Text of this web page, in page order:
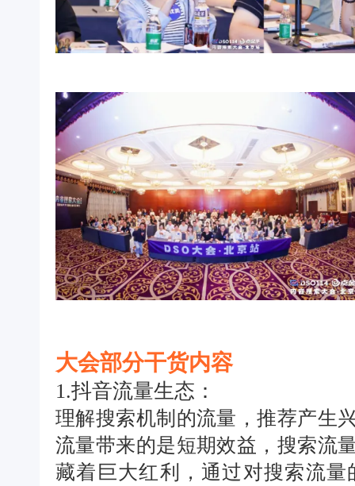
大会部分干货内容
1.抖音流量生态：
理解搜索机制的流量，推荐产生
流量带来的是短期效益，搜索流
藏着巨大红利，通过对搜索流